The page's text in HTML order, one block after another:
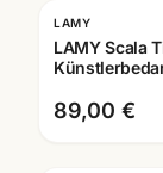
Gravur
LAMY
LAMY Scala
89,00 €